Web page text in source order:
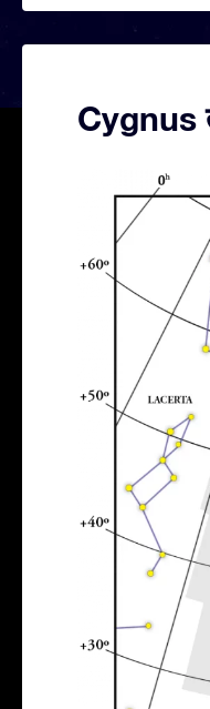
Cygnus